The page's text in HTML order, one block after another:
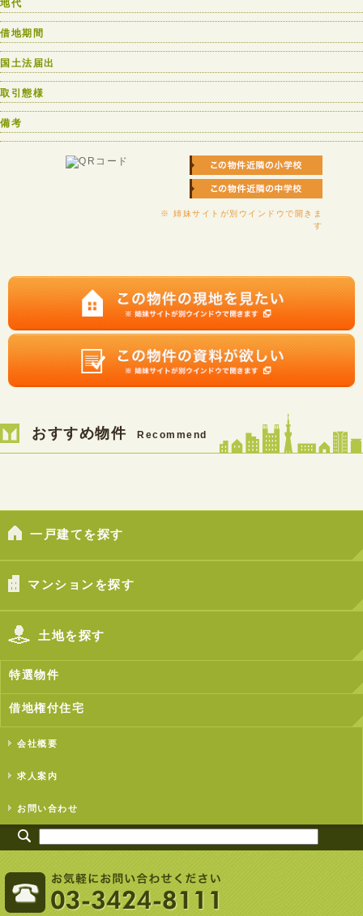
地代
借地期間
国土法届出
取引態様
備考
※ 姉妹サイトが別ウインドウで開きま
す
おすすめ物件 Recommend
一戸建てを探す
マンションを探す
土地を探す
特選物件
借地権付住宅
会社概要
求人案内
お問い合わせ